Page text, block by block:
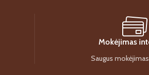
Mokėjimas
Saugus